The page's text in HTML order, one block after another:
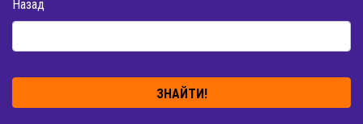
Назад
ЗНАЙТИ!